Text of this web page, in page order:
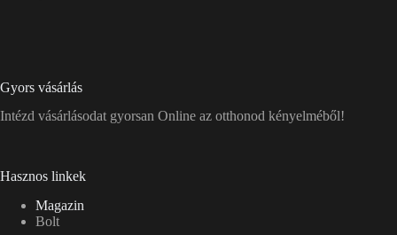
Gyors vásárlás
Intézd vásárlásodat gyorsan Online az otthonod kényelméből!
Hasznos linkek
Magazin
Bolt